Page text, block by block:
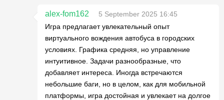
alex-fom162
5 September 2025 16:45
Игра предлагает увлекательный опыт
виртуального вождения автобуса в городских
условиях. Графика средняя, но управление
интуитивное. Задачи разнообразные, что
добавляет интереса. Иногда встречаются
небольшие баги, но в целом, как для мобильной
платформы, игра достойная и увлекает на долгое